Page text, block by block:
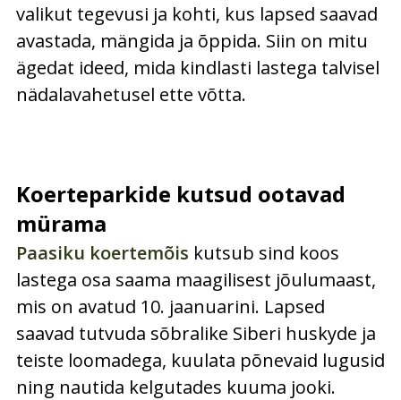
valikut tegevusi ja kohti, kus lapsed saavad
avastada, mängida ja õppida. Siin on mitu
ägedat ideed, mida kindlasti lastega talvisel
nädalavahetusel ette võtta.
Koerteparkide kutsud ootavad
mürama
Paasiku koertemõis kutsub sind koos
lastega osa saama maagilisest jõulumaast,
mis on avatud 10. jaanuarini. Lapsed
saavad tutvuda sõbralike Siberi huskyde ja
teiste loomadega, kuulata põnevaid lugusid
ning nautida kelgutades kuuma jooki.